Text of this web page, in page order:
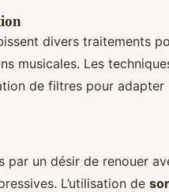
divers traitements
musicales. Les
de filtres pour adapter
un désir de renouer
L’utilisation de